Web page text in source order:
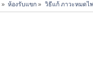
» ห้องรับแขก » วิธีแก้ ภาวะหมดไ